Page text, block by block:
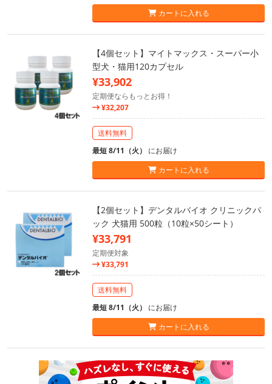
カートに入れる
【4個セット】マイトマックス・スーパー小
型犬・猫用120カプセル
¥33,902
定期便ならもっとお得！
¥32,207
送料無料
最短 8/11（火） にお届け
カートに入れる
【2個セット】デンタルバイオ クリニックパ
ック 犬猫用 500粒（10粒×50シート）
¥33,791
定期便対象
¥33,791
送料無料
最短 8/11（火） にお届け
カートに入れる